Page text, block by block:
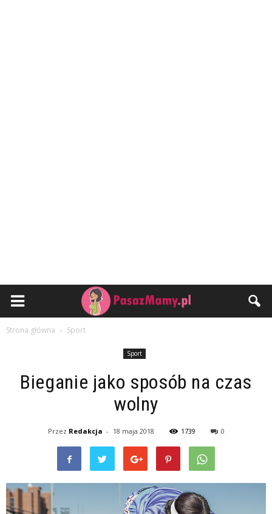
Strona główna Sport
Sport
Bieganie jako sposób na czas
wolny
Przez Redakcja - 18 maja 2018 1739 0